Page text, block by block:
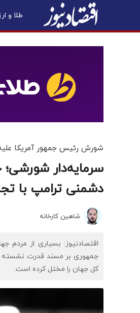
طلا و
شورش رئیس جمهور آمریکا
سرمایه‌دار شورشی؛
دشمنی ترامپ با
شاهین کارخانه
اقتصادنیوز: بسیاری از مردم
جمهوری بر مسند قدرت نشسته
کل جهان را مختل کرده است.